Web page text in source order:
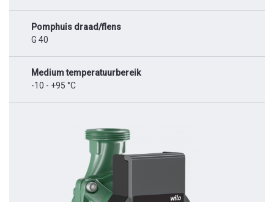
Pomphuis draad/flens
G 40
Medium temperatuurbereik
-10 - +95 °C